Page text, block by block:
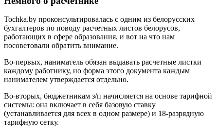
Tochka.by проконсультировалась с одним из белорусских
бухгалтеров по поводу расчетных листов белорусов,
работающих в сфере образования, и вот на что нам
посоветовали обратить внимание.
Во-первых, наниматель обязан выдавать расчетные листки
каждому работнику, но форма этого документа каждым
нанимателем утверждается отдельно.
Во-вторых, бюджетникам з/п начисляется на основе тарифной
системы: она включает в себя базовую ставку
(устанавливается для всех в одном размере) и 18-разрядную
тарифную сетку.